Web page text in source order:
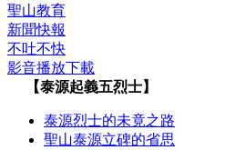
聖山教育
新聞快報
不吐不快
影音播放下載
【泰源起義五烈士】
泰源烈士的未竟之路
聖山泰源立碑的省思